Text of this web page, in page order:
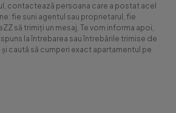
contactează persoana care a postat acel
fie suni agentul sau proprietarul, fie
să trimiți un mesaj. Te vom informa apoi,
la întrebarea sau întrebările trimise de
caută să cumperi exact apartamentul pe